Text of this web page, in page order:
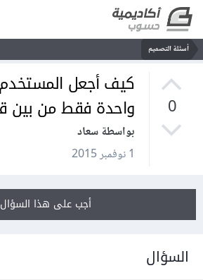
أسئلة التصميم
0
كيف أجعل المستخدم
واحدة فقط من بين
بواسطة سعاد
1 نوفمبر 2015
أجب على هذا السؤال
السؤال